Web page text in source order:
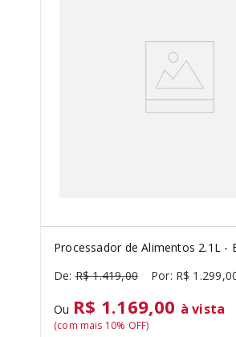
Processador de Alimentos 2.1L -
R$ 1.419,00 R$ 1 .299,
Ou R$ 1.169,00 à vista
(com mais 10% OFF)